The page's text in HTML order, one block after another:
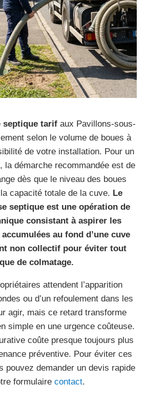
septique tarif aux Pavillons-sous-
selon le volume de boues à
de votre installation. Pour un
la démarche recommandée est de
dès que le niveau des boues
capacité totale de la cuve. Le
septique est une opération de
consistant à aspirer les
au fond d’une cuve
non collectif pour éviter tout
de colmatage.
attendent l’apparition
ou d’un refoulement dans les
agir, mais ce retard transforme
simple en une urgence coûteuse.
coûte presque toujours plus
préventive. Pour éviter ces
pouvez demander un devis rapide
formulaire contact.